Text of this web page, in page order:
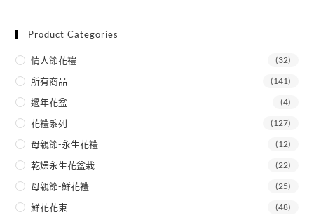
Product Categories
情人節花禮 (32)
所有商品 (141)
過年花盆 (4)
花禮系列 (127)
母親節-永生花禮 (12)
乾燥永生花盆栽 (22)
母親節-鮮花禮 (25)
鮮花花束 (48)